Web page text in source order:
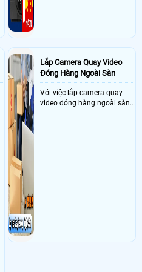
Lắp Camera Quay Video
Đóng Hàng Ngoài Sàn
Với việc lắp camera quay
video đóng hàng ngoài sàn